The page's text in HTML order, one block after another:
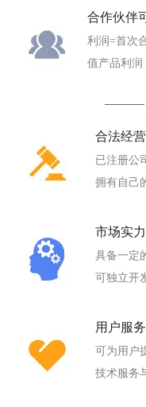
合作伙伴
利润=首次
值产品利润
合法经营
已注册公
拥有自己
市场实力
具备一定
可独立开
用户服务
可为用户
技术服务